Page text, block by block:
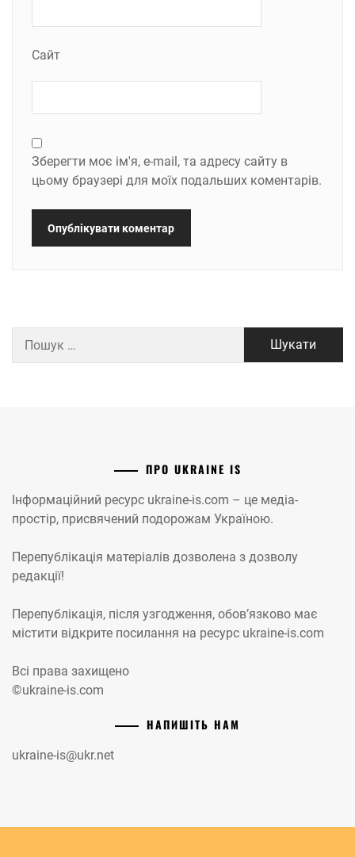
Сайт
Зберегти моє ім'я, e-mail, та адресу сайту в
цьому браузері для моїх подальших коментарів.
ПРО UKRAINE IS
Інформаційний ресурс ukraine-is.com – це медіа-
простір, присвячений подорожам Україною.
Перепублікація матеріалів дозволена з дозволу
редакції!
Перепублікація, після узгодження, обов’язково має
містити відкрите посилання на ресурс ukraine-is.com
Всі права захищено
©ukraine-is.com
НАПИШІТЬ НАМ
ukraine-is@ukr.net